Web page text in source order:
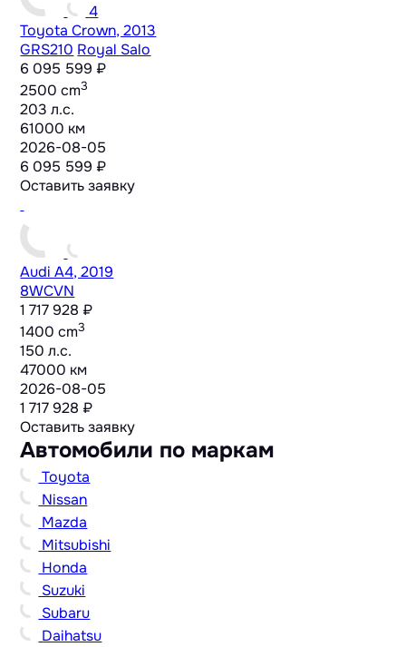
4
Toyota Crown, 2013
GRS210 Royal Salo
6 095 599 ₽
2500 cm3
203 л.с.
61000 км
2026-08-05
6 095 599 ₽
Оставить заявку
Audi A4, 2019
8WCVN
1 717 928 ₽
1400 cm3
150 л.с.
47000 км
2026-08-05
1 717 928 ₽
Оставить заявку
Автомобили по маркам
Toyota
Nissan
Mazda
Mitsubishi
Honda
Suzuki
Subaru
Daihatsu